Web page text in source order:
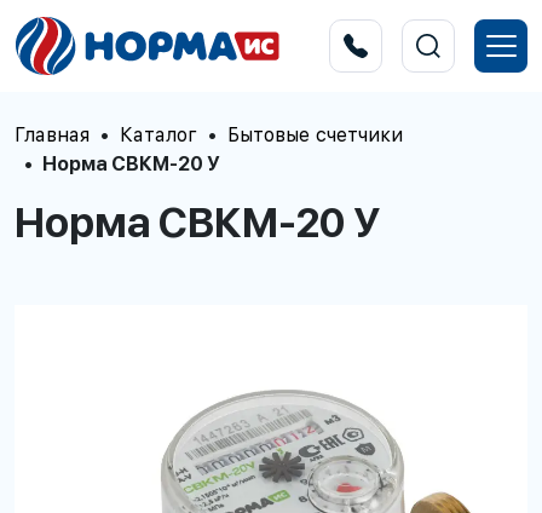
Главная Каталог
Бытовые счетчики
Норма СВКМ-20 У
Норма СВКМ-20 У